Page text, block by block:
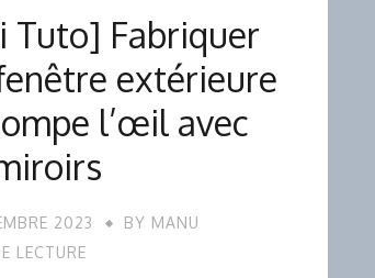
Tuto] Fabriquer
extérieure
l’œil avec
2023 BY MANU
LECTURE